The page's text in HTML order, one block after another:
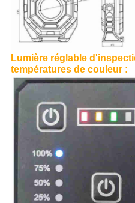
Lumière réglable
températures de couleur :